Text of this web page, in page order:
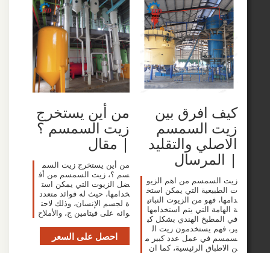
افرق بين
السمسم
والتقليد
من اهم الزيو
التي يمكن استخ
فهو من الزيوت النباتي
التي يتم استخدامها
الهندي بشكل كب
يستخدمون زيت ال
عمل عدد كبير م
الرئيسية، كما ان
من أين يستخرج
زيت السمسم ؟
| مقال
من أين يستخرج زيت السم
سم ؟، زيت السمسم من أف
ضل الزيوت التي يمكن است
خدامها، حيث له فوائد متعدد
ة لجسم الإنسان، وذلك لاحت
وائه على فيتامين ج، والأملاح
احصل على السعر